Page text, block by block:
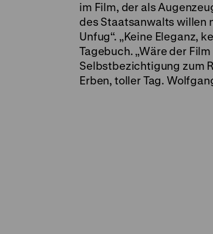
im Film, der als
des Staatsanwalts willen
Unfug“. „Keine Eleganz,
Tagebuch. „Wäre der
Selbstbezichtigung zum
Erben, toller Tag.